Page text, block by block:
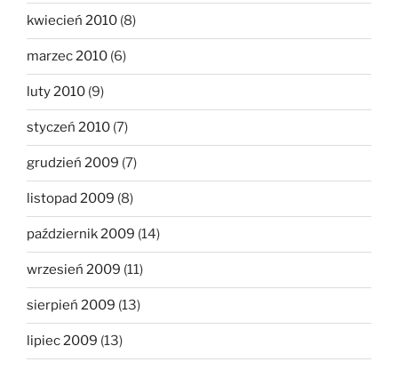
kwiecień 2010 (8)
marzec 2010 (6)
luty 2010 (9)
styczeń 2010 (7)
grudzień 2009 (7)
listopad 2009 (8)
październik 2009 (14)
wrzesień 2009 (11)
sierpień 2009 (13)
lipiec 2009 (13)